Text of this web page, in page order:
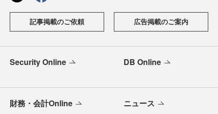
記事掲載のご依頼 広告掲載のご案内
Security Online DB Online
財務・会計Online ニュース